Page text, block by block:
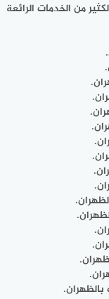
من الخدمات الرائعة